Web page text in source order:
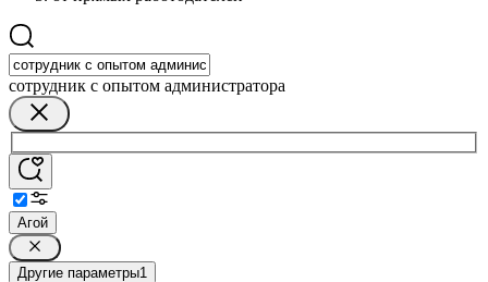
сотрудник с опытом администратора
Агой
Другие параметры1